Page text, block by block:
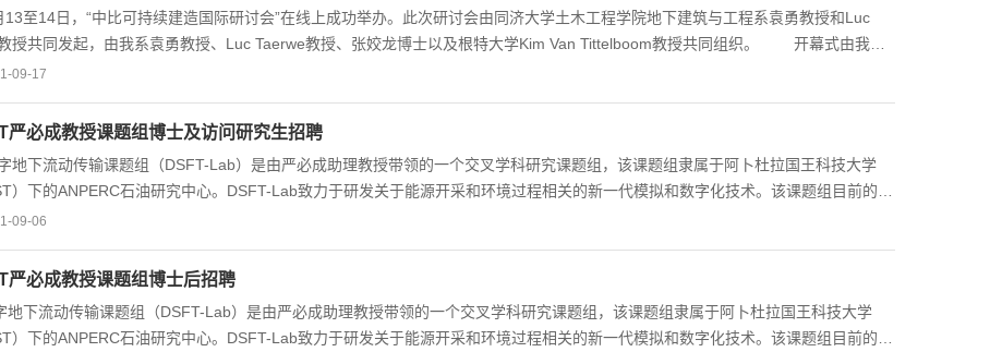
）...
14日，“中比可持续建造国际研讨会”在线上成功举办。此次研讨会由同济大学土木工程学院地下建筑与工程系袁勇教授和Luc
授共同发起，由我系袁勇教授、Luc Taerwe教授、张姣龙博士以及根特大学Kim Van Tittelboom教授共同组织。 开幕式由我院
欢军教授主持，同济大学常务副校长吕培明教授、比利时根特大学校长Rik Van de Walle教授、中国驻比利时大使馆科技参赞郭晓林
深入的科技合作的美好愿景。 本次研讨会历时两天，主题包括“新型建筑材料”、“新型结构体系”、“高性能计算分析方法”、“可持
09-17
严必成教授课题组博士及访问研究生招聘
流动传输课题组（DSFT-Lab）是由严必成助理教授带领的一个交叉学科研究课题组，该课题组隶属于阿卜杜拉国王科技大学
）下的ANPERC石油研究中心。DSFT-Lab致力于研发关于能源开采和环境过程相关的新一代模拟和数字化技术。该课题组目前的研
为两个方向。研究方向一：攻关数字驱动算法和工作流程的研发，以实现油气、地热开发以及二氧化碳地质埋存等地下工程过程的高
动传输，以及其与热传导和岩石力学的耦合过程模拟。本课题组计划于2022年春季和秋季学期对外招收博士研究生若干，以及近期
机器、深度学习）解决复杂工程问题； 具...
09-06
严必成教授课题组博士后招聘
流动传输课题组（DSFT-Lab）是由严必成助理教授带领的一个交叉学科研究课题组，该课题组隶属于阿卜杜拉国王科技大学
）下的ANPERC石油研究中心。DSFT-Lab致力于研发关于能源开采和环境过程相关的新一代模拟和数字化技术。该课题组目前的研